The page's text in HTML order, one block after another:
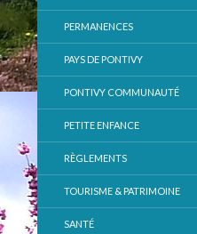
PERMANENCES
PAYS DE PONTIVY
PONTIVY COMMUNAUTÉ
PETITE ENFANCE
RÈGLEMENTS
TOURISME & PATRIMOINE
SANTÉ